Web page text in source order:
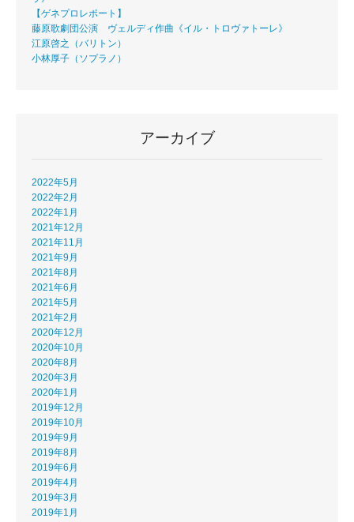
【ゲネプロレポート】
藤原歌劇団公演 ヴェルディ作曲《イル・トロヴァトーレ》
江原啓之（バリトン）
小林厚子（ソプラノ）
アーカイブ
2022年5月
2022年2月
2022年1月
2021年12月
2021年11月
2021年9月
2021年8月
2021年6月
2021年5月
2021年2月
2020年12月
2020年10月
2020年8月
2020年3月
2020年1月
2019年12月
2019年10月
2019年9月
2019年8月
2019年6月
2019年4月
2019年3月
2019年1月